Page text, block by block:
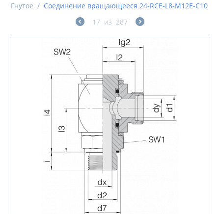
Гнутое / Соединение вращающееся 24-RCE-L8-M12E-C10
17 из 287